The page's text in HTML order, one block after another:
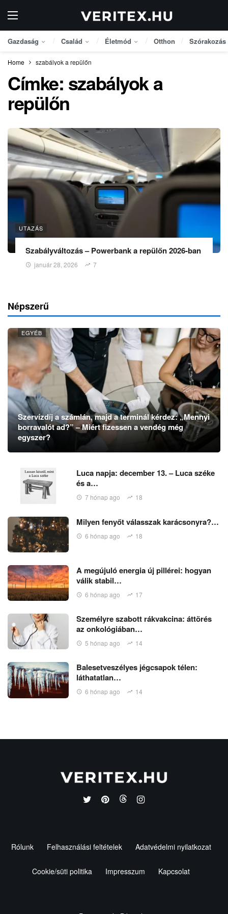
Gazdaság Család Életmód Otthon Szórakozás
Home szabályok a repülőn
Címke: szabályok a
repülőn
UTAZÁS
Szabályváltozás – Powerbank a repülőn 2026-ban
január 28, 2026 7
Népszerű
EGYÉB
Szervízdíj a számlán, majd a terminál kérdez: „Mennyi
borravalót ad?” – Miért fizessen a vendég még
egyszer?
Luca napja: december 13. – Luca széke
és a…
7 hónap ago 18
Milyen fenyőt válasszak karácsonyra?…
6 hónap ago 18
A megújuló energia új pillérei: hogyan
válik stabil…
6 hónap ago 17
Személyre szabott rákvakcina: áttörés
az onkológiában…
5 hónap ago 14
Balesetveszélyes jégcsapok télen:
láthatatlan…
6 hónap ago 14
Rólunk Felhasználási feltételek Adatvédelmi nyilatkozat
Cookie/süti politika Impresszum Kapcsolat